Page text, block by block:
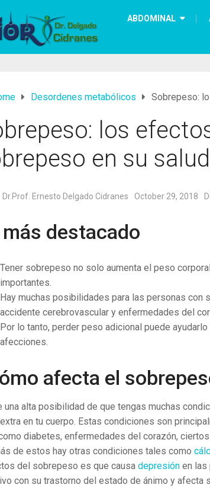
ABDOMINAL
Desordenes metabólicos Sobrepeso:
los
en su salud
Dr.Prof. Ernesto Delgado Cidranes October 29, 2018
más destacado
Tener sobrepeso no solo aumenta el peso
importantes.
Hay muchas posibilidades para las personas con
accidente cerebrovascular y enfermedades del
Por lo tanto, perder peso adicional puede
afecciones.
afecta el
una alta posibilidad de que tengas muchas
en tu cuerpo. Estas condiciones son
diabetes, enfermedades del corazón,
de estos hay otras condiciones tales como
del sobrepeso es que causa depresión en las
con su trastorno del estado de ánimo y afecta